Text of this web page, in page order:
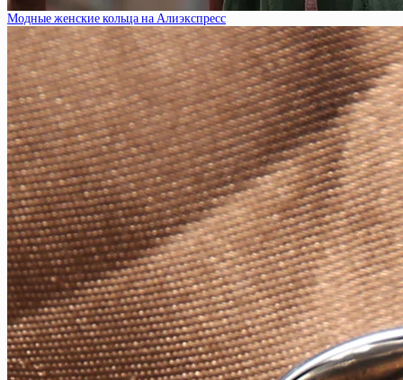
Модные женские кольца на Алиэкспресс